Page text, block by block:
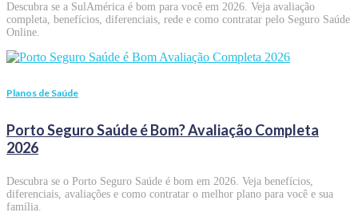
Descubra se a SulAmérica é bom para você em 2026. Veja avaliação
completa, benefícios, diferenciais, rede e como contratar pelo Seguro Saúde
Online.
Planos de Saúde
Porto Seguro Saúde é Bom? Avaliação Completa
2026
Descubra se o Porto Seguro Saúde é bom em 2026. Veja benefícios,
diferenciais, avaliações e como contratar o melhor plano para você e sua
família.